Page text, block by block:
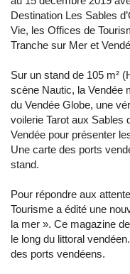
Destination Les Sables
Vie, les Offices de
Tranche sur Mer et
Sur un stand de 105 m²
scène Nautic, la Vendée
du Vendée Globe, une
voilerie Tarot aux Sables
Vendée pour présenter
Une carte des ports
stand.
Pour répondre aux
Tourisme a édité une
la mer ». Ce magazine
le long du littoral
des ports vendéens.